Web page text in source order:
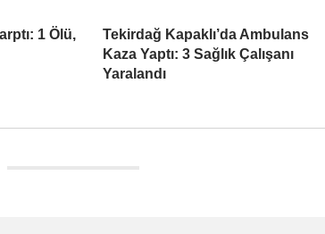
1 Ölü,
Tekirdağ Kapaklı’da Ambulans
Kaza Yaptı: 3 Sağlık Çalışanı
Yaralandı